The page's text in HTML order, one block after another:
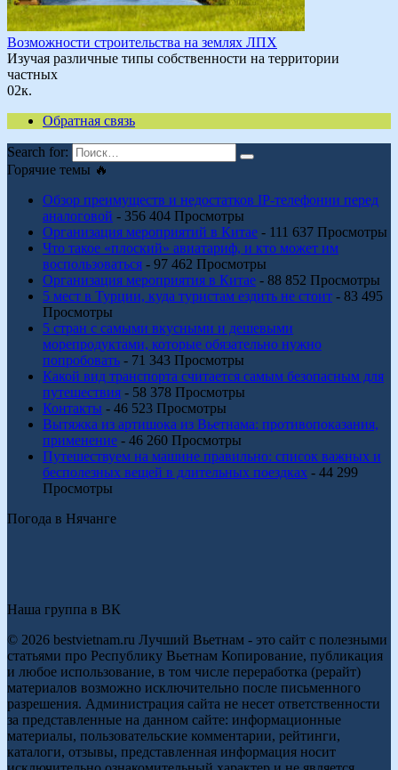
Возможности строительства на землях ЛПХ
Изучая различные типы собственности на территории
частных
02к.
Обратная связь
Search for:
Горячие темы 🔥
Обзор преимуществ и недостатков IP-телефонии перед
аналоговой - 356 404 Просмотры
Организация мероприятий в Китае - 111 637 Просмотры
Что такое «плоский» авиатариф, и кто может им
воспользоваться - 97 462 Просмотры
Организация мероприятия в Китае - 88 852 Просмотры
5 мест в Турции, куда туристам ездить не стоит - 83 495
Просмотры
5 стран с самыми вкусными и дешевыми
морепродуктами, которые обязательно нужно
попробовать - 71 343 Просмотры
Какой вид транспорта считается самым безопасным для
путешествия - 58 378 Просмотры
Контакты - 46 523 Просмотры
Вытяжка из артишока из Вьетнама: противопоказания,
применение - 46 260 Просмотры
Путешествуем на машине правильно: список важных и
бесполезных вещей в длительных поездках - 44 299
Просмотры
Погода в Нячанге
Наша группа в ВК
© 2026 bestvietnam.ru Лучший Вьетнам - это сайт с полезными
статьями про Республику Вьетнам Копирование, публикация
и любое использование, в том числе переработка (рерайт)
материалов возможно исключительно после письменного
разрешения. Администрация сайта не несет ответственности
за представленные на данном сайте: информационные
материалы, пользовательские комментарии, рейтинги,
каталоги, отзывы, представленная информация носит